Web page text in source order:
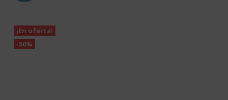
¡En oferta!
-50%